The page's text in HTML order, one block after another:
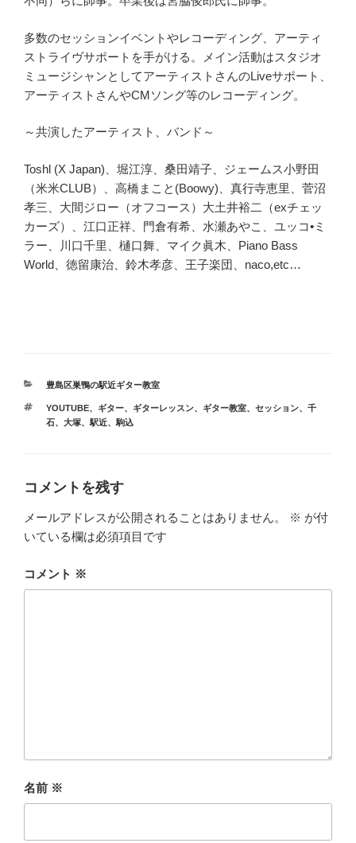
多数のセッションイベントやレコーディング、アーティ
ストライヴサポートを手がける。メイン活動はスタジオ
ミュージシャンとしてアーティストさんのLiveサポート、
アーティストさんやCMソング等のレコーディング。
～共演したアーティスト、バンド～
Toshl (X Japan)、堀江淳、桑田靖子、ジェームス小野田
（米米CLUB）、高橋まこと(Boowy)、真行寺恵里、菅沼
孝三、大間ジロー（オフコース）大土井裕二（exチェッ
カーズ）、江口正祥、門倉有希、水瀬あやこ、ユッコ•ミ
ラー、川口千里、樋口舞、マイク眞木、Piano Bass
World、徳留康治、鈴木孝彦、王子楽団、naco,etc…
カ
ゴ
リ
豊島区巣鴨の駅近ギター教室
タ
グ
YOUTUBE、 ギター、 ギターレッスン、 ギター教室、 セッション、 千
石、 大塚、 駅近、 駒込
コメントを残す
メールアドレスが公開されることはありません。 ※ が付
いている欄は必須項目です
コメント ※
名前 ※